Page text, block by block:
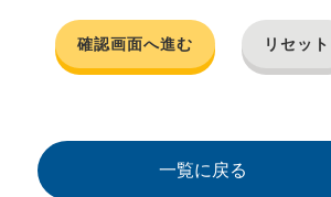
確認画面へ進む リセット
一覧に戻る